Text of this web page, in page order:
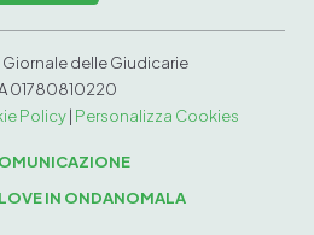
Giornale delle Giudicarie
01780810220
Policy| Personalizza Cookies
IN ONDANOMALA